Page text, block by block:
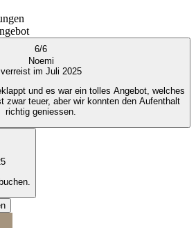
6/6
Noemi
verreist im Juli 2025
und es war ein tolles Angebot, welches
zwar teuer, aber wir konnten den Aufenthalt
richtig geniessen.